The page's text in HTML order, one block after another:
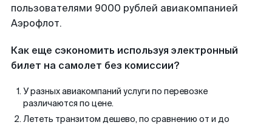
пользователями 9000 рублей авиакомпанией
Аэрофлот.
Как еще сэкономить используя электронный
билет на самолет без комиссии?
У разных авиакомпаний услуги по перевозке
различаются по цене.
Лететь транзитом дешево, по сравнению от и до